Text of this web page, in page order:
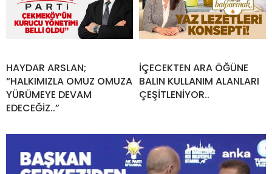
HAYDAR ARSLAN;
“HALKIMIZLA OMUZ OMUZA
YÜRÜMEYE DEVAM
EDECEĞİZ..”
İÇECEKTEN ARA ÖĞÜNE
BALIN KULLANIM ALANLARI
ÇEŞİTLENİYOR..